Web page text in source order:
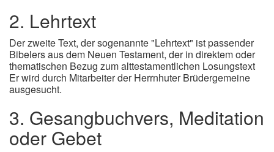
2. Lehrtext
Der zweite Text, der sogenannte "Lehrtext" ist passender
Bibelers aus dem Neuen Testament, der in direktem oder
thematischen Bezug zum alttestamentlichen Losungstext
Er wird durch Mitarbeiter der Herrnhuter Brüdergemeine
ausgesucht.
3. Gesangbuchvers, Meditation
oder Gebet